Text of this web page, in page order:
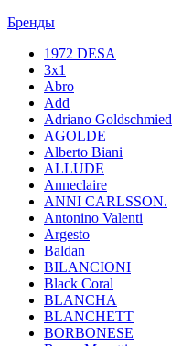
Бренды
1972 DESA
3x1
Abro
Add
Adriano Goldschmied
AGOLDE
Alberto Biani
ALLUDE
Anneclaire
ANNI CARLSSON.
Antonino Valenti
Argesto
Baldan
BILANCIONI
Black Coral
BLANCHA
BLANCHETT
BORBONESE